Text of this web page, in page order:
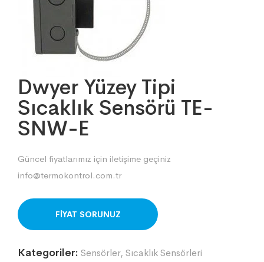
Dwyer Yüzey Tipi
Sıcaklık Sensörü TE-
SNW-E
Güncel fiyatlarımız için iletişime geçiniz
info@termokontrol.com.tr
ORDER ON WHATSAPP
Kategoriler: Sensörler, Sıcaklık Sensörleri